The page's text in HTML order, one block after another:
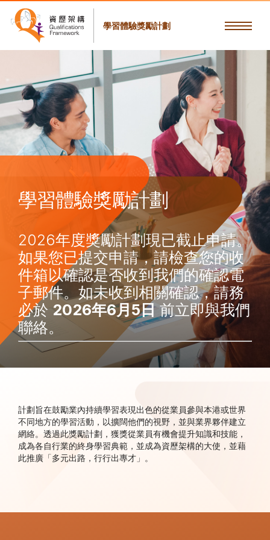
學習體驗獎勵計劃
學習體驗獎勵計劃
2026年度獎勵計劃現已截止申請。
如果您已提交申請，請檢查您的收
件箱以確認是否收到我們的確認電
子郵件。如未收到相關確認，請務
必於 2026年6月5日前立即與我們
聯絡。
計劃旨在鼓勵業內持續學習表現出色的從業員參與本港或世界
不同地方的學習活動，以擴闊他們的視野，並與業界夥伴建立
網絡。透過此獎勵計劃，獲獎從業員有機會提升知識和技能，
成為各自行業的終身學習典範，並成為資歷架構的大使，並藉
此推廣「多元出路，行行出專才」。